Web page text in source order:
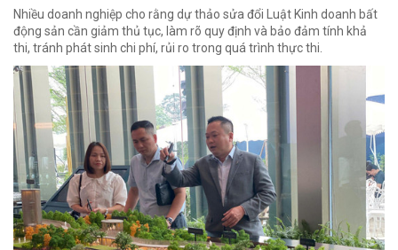
Nhiều doanh nghiệp cho rằng dự thảo sửa đổi Luật Kinh doanh bất
động sản cần giảm thủ tục, làm rõ quy định và bảo đảm tính khả
thi, tránh phát sinh chi phí, rủi ro trong quá trình thực thi.